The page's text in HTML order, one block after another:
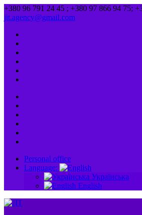
+380 96 791 24 45 ; +380 97 866 94 75;
jit.agency@gmail.com
Personal office
Language:
Українська
English